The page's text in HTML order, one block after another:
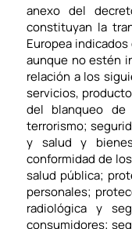
anexo del
constituyan la
Europea
aunque no estén
relación a los
servicios,
del blanqueo
terrorismo;
y salud y
conformidad de
salud pública;
personales;
radiológica y
consumidores;